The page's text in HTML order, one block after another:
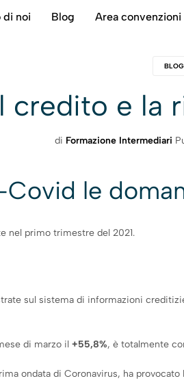
di noi Blog Area convenzioni
BLOG
credito e la
di Formazione Intermediari
le
nel primo trimestre del 2021.
sul sistema di informazioni
di marzo il +55,8%, è totalmente
ondata di Coronavirus, ha provocato